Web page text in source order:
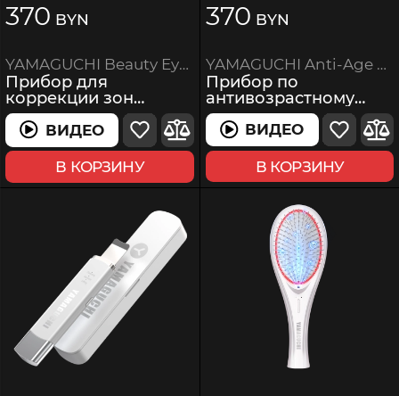
370 BYN
YAMAGUCHI Beauty Eyes
Прибор для
коррекции зон
вокруг глаз
ВИДЕОВИДЕО
В КОРЗИНУ
370 BYN
YAMAGUCHI Anti-Age Skin Care
Прибор по
антивозрастному
уходу за кожей лица
ВИДЕОВИДЕО
В КОРЗИНУ